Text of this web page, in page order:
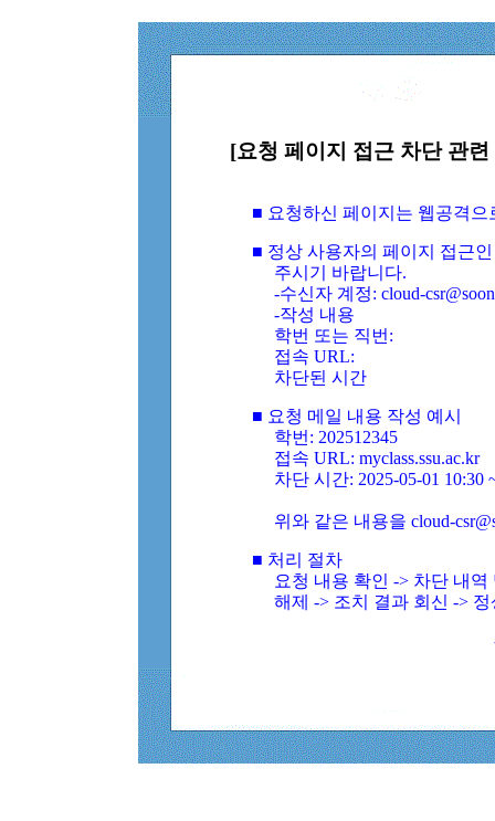
[요청 페이지 접근 차단 관
■ 요청하신 페이지는 웹공격
■ 정상 사용자의 페이지 접근
주시기 바랍니다.
-수신자 계정: cloud-
-작성 내용
학번 또는 직번:
접속 URL:
차단된 시간
■ 요청 메일 내용 작성 예시
학번: 202512345
접속 URL: myclass.ssu.ac.kr
차단 시간: 2025-05-01 10:30
위와 같은 내용을 cloud-
■ 처리 절차
요청 내용 확인 -> 차단 내
해제 -> 조치 결과 회신 ->